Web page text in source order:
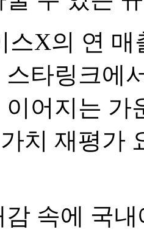
스X의 연 매
타링크에
이어지는 가
치 재평가
속에 국